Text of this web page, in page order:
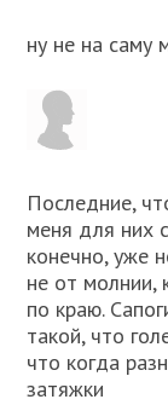
ну не на саму
Последние,
меня для них
конечно, уже
не от молнии,
по краю.
такой, что
что когда
затяжки